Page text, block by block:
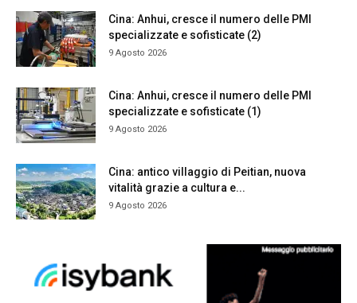
Cina: Anhui, cresce il numero delle PMI
specializzate e sofisticate (2)
9 Agosto 2026
Cina: Anhui, cresce il numero delle PMI
specializzate e sofisticate (1)
9 Agosto 2026
Cina: antico villaggio di Peitian, nuova
vitalità grazie a cultura e...
9 Agosto 2026